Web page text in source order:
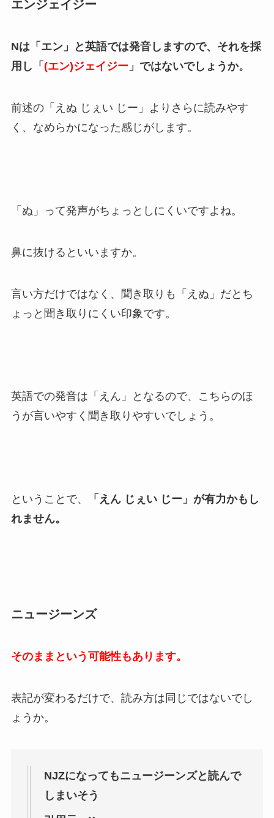
エンジェイジー
Nは「エン」と英語では発音しますので、それを採
用し「 (エン)ジェイジー」ではないでしょうか。
前述の「えぬ じぇい じー」よりさらに読みやす
く、なめらかになった感じがします。
「ぬ」って発声がちょっとしにくいですよね。
鼻に抜けるといいますか。
言い方だけではなく、聞き取りも「えぬ」だとち
ょっと聞き取りにくい印象です。
英語での発音は「えん」となるので、こちらのほ
うが言いやすく聞き取りやすいでしょう。
ということで、
「えん じぇい じー」が有力かもし
れません。
ニュージーンズ
そのままという可能性もあります。
表記が変わるだけで、読み方は同じではないでし
ょうか。
NJZになってもニュージーンズと読んで
しまいそう